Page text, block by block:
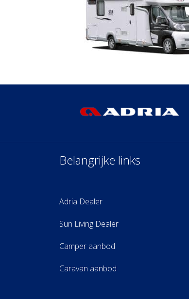
Belangrijke links
Adria Dealer
Sun Living Dealer
Camper aanbod
Caravan aanbod